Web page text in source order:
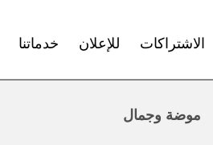
الاشتراكات للإعلان خدماتنا
موضة وجمال